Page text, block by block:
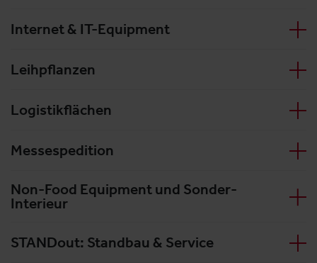
Internet & IT-Equipment
Leihpflanzen
Logistikflächen
Messespedition
Non-Food Equipment und Sonder-
Interieur
STANDout: Standbau & Service